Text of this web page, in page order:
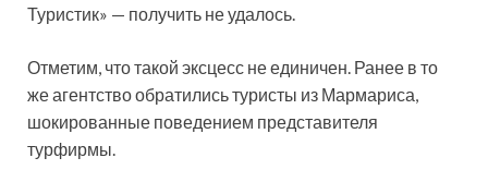
Туристик» — получить не удалось.
Отметим, что такой эксцесс не единичен. Ранее в то
же агентство обратились туристы из Мармариса,
шокированные поведением представителя
турфирмы.